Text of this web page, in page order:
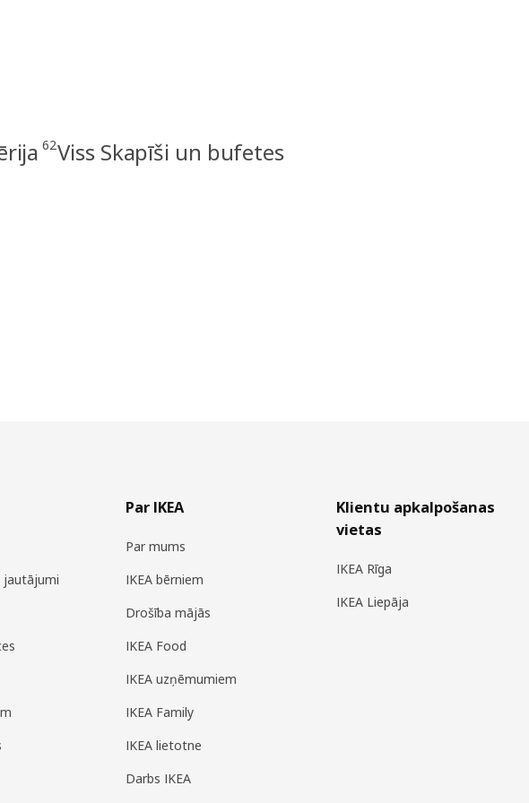
62Viss Skapīši un bufetes
jautājumi
Par IKEA
Par mums
IKEA bērniem
Drošība mājās
IKEA Food
IKEA uzņēmumiem
IKEA Family
IKEA lietotne
Darbs IKEA
Klientu apkalpošanas
vietas
IKEA Rīga
IKEA Liepāja